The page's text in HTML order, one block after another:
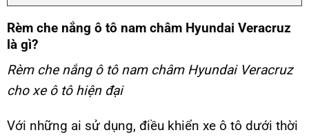
Rèm che nắng ô tô nam châm Hyundai Veracruz
là gì?
Rèm che nắng ô tô nam châm Hyundai Veracruz
cho xe ô tô hiện đại
Với những ai sử dụng, điều khiển xe ô tô dưới thời